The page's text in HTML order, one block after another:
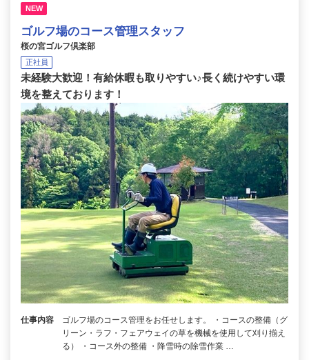
NEW
ゴルフ場のコース管理スタッフ
桜の宮ゴルフ倶楽部
正社員
未経験大歓迎！有給休暇も取りやすい♪長く続けやすい環
境を整えております！
仕事内容
ゴルフ場のコース管理をお任せします。 ・コースの整備（グ
リーン・ラフ・フェアウェイの草を機械を使用して刈り揃え
る） ・コース外の整備 ・降雪時の除雪作業 …